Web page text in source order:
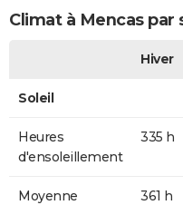
Climat à Mencas par
Hiver
Soleil
Heures
d'ensoleillement
335 h
Moyenne
361 h